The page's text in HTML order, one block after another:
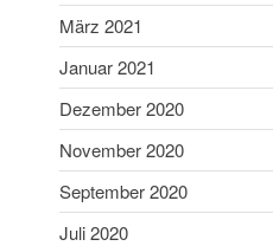
März 2021
Januar 2021
Dezember 2020
November 2020
September 2020
Juli 2020